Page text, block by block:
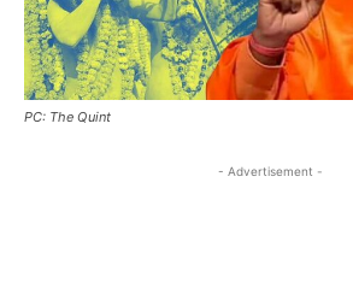
PC: The Quint
- Advertisement -